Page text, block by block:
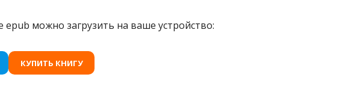
можно загрузить на ваше устройство:
КУПИТЬ КНИГУ